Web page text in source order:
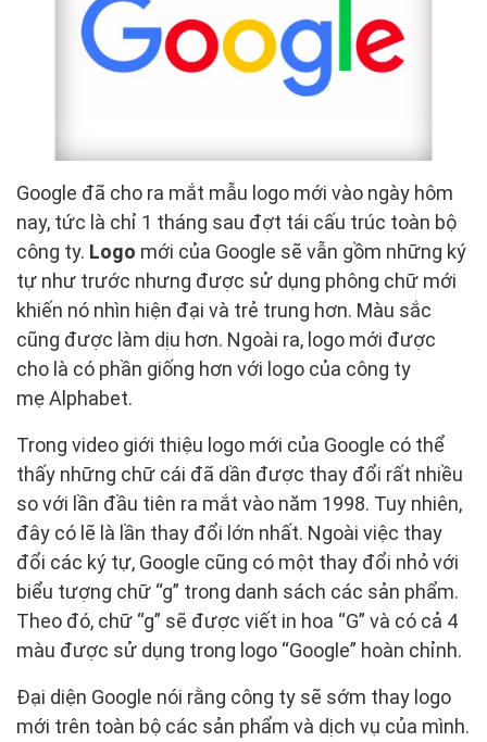
Google đã cho ra mắt mẫu logo mới vào ngày hôm
nay, tức là chỉ 1 tháng sau đợt tái cấu trúc toàn bộ
công ty. Logo mới của Google sẽ vẫn gồm những ký
tự như trước nhưng được sử dụng phông chữ mới
khiến nó nhìn hiện đại và trẻ trung hơn. Màu sắc
cũng được làm dịu hơn. Ngoài ra, logo mới được
cho là có phần giống hơn với logo của công ty
mẹ Alphabet.
Trong video giới thiệu logo mới của Google có thể
thấy những chữ cái đã dần được thay đổi rất nhiều
so với lần đầu tiên ra mắt vào năm 1998. Tuy nhiên,
đây có lẽ là lần thay đổi lớn nhất. Ngoài việc thay
đổi các ký tự, Google cũng có một thay đổi nhỏ với
biểu tượng chữ “g” trong danh sách các sản phẩm.
Theo đó, chữ “g” sẽ được viết in hoa “G” và có cả 4
màu được sử dụng trong logo “Google” hoàn chỉnh.
Đại diện Google nói rằng công ty sẽ sớm thay logo
mới trên toàn bộ các sản phẩm và dịch vụ của mình.